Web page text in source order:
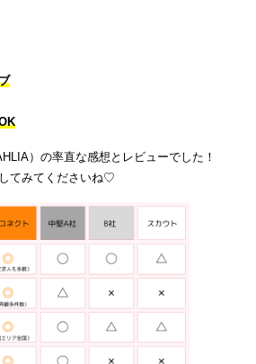
）の率直な感想とレビューでした！
てみてくださいね♡